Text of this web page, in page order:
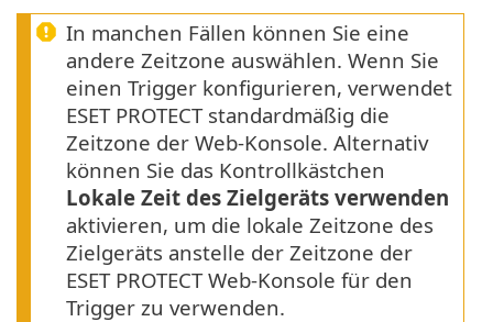
In manchen Fällen können Sie eine
andere Zeitzone auswählen. Wenn Sie
einen Trigger konfigurieren, verwendet
ESET PROTECT standardmäßig die
Zeitzone der Web-Konsole. Alternativ
können Sie das Kontrollkästchen
Lokale Zeit des Zielgeräts verwenden
aktivieren, um die lokale Zeitzone des
Zielgeräts anstelle der Zeitzone der
ESET PROTECT Web-Konsole für den
Trigger zu verwenden.